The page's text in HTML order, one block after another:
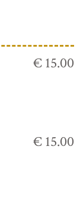
€ 15.00
€ 15.00